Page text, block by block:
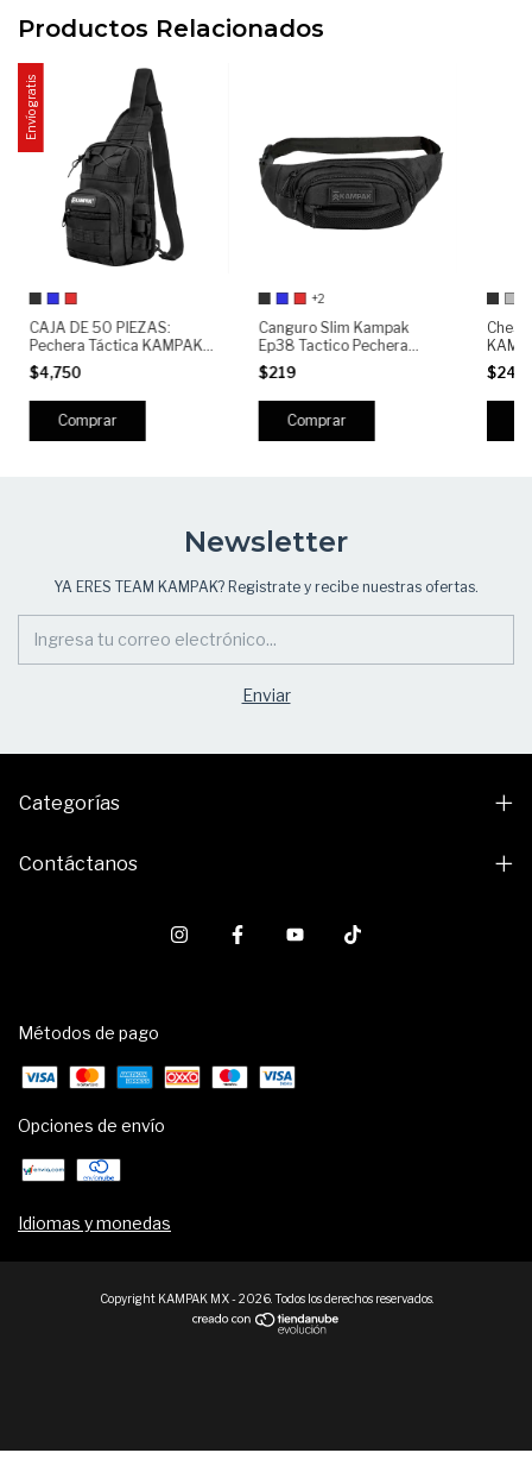
Productos Relacionados
Envío gratis
CAJA DE 50 PIEZAS:
Pechera Táctica KAMPAK
EP35 o Crossbody
Compacta o Bolso Sling
Antirrobo o Resistente
600D o Viaje, Urbano y
$4,750
Comprar
+2
Canguro Slim Kampak
Ep38 Tactico Pechera
Multiusos Deportivo
$219
Comprar
Chest
$249
Newsletter
YA ERES TEAM KAMPAK? Registrate y recibe nuestras ofertas.
Categorías
Contáctanos
Métodos de pago
Opciones de envío
Idiomas y monedas
Copyright KAMPAK MX - 2026. Todos los derechos reservados.